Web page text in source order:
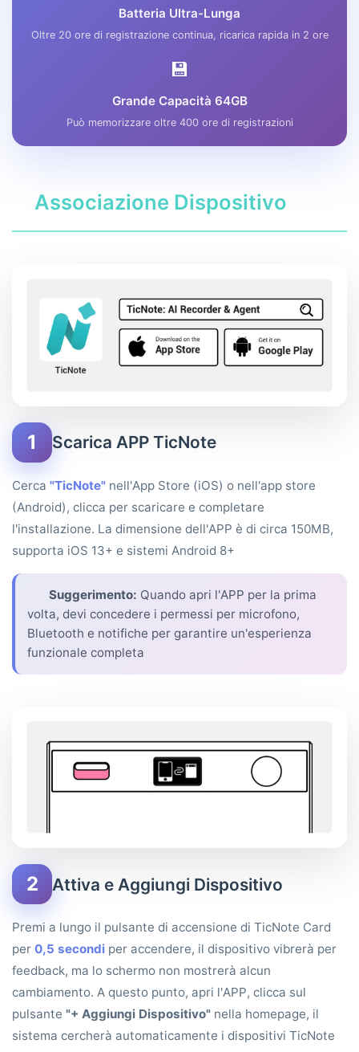
Batteria Ultra-Lunga
Oltre 20 ore di registrazione continua, ricarica rapida in 2 ore
💾
Grande Capacità 64GB
Può memorizzare oltre 400 ore di registrazioni
Associazione Dispositivo
1 Scarica APP TicNote
Cerca "TicNote" nell'App Store (iOS) o nell'app store
(Android), clicca per scaricare e completare
l'installazione. La dimensione dell'APP è di circa 150MB,
supporta iOS 13+ e sistemi Android 8+
Suggerimento: Quando apri l'APP per la prima
volta, devi concedere i permessi per microfono,
Bluetooth e notifiche per garantire un'esperienza
funzionale completa
2 Attiva e Aggiungi Dispositivo
Premi a lungo il pulsante di accensione di TicNote Card
per 0,5 secondi per accendere, il dispositivo vibrerà per
feedback, ma lo schermo non mostrerà alcun
cambiamento. A questo punto, apri l'APP, clicca sul
pulsante "+ Aggiungi Dispositivo" nella homepage, il
sistema cercherà automaticamente i dispositivi TicNote